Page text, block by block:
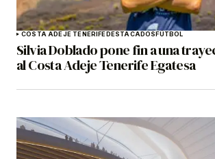
COSTA ADEJE TENERIFEDESTACADOSFÚTBOL
Silvia Doblado pone fin a una
al Costa Adeje Tenerife Egatesa